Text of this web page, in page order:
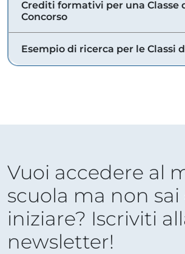
Crediti formativi per una Classe
Concorso
Esempio di ricerca per le Classi
Vuoi accedere al
scuola ma non
iniziare? Iscriviti
newsletter!